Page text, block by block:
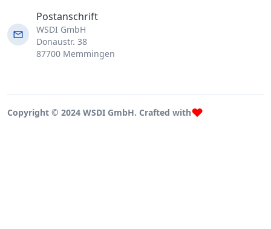
Postanschrift
WSDI GmbH
Donaustr. 38
87700 Memmingen
Copyright © 2024 WSDI GmbH. Crafted with